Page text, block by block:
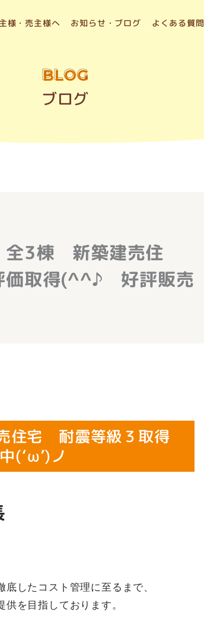
様・売主様へ お知らせ・ブログ よくある質問
BLOG
ブログ
3棟 新築建売住
価取得(^^♪ 好評販売
宅 耐震等級３取得
(‘ω’)ノ
したコスト管理に至るまで、
を目指しております。